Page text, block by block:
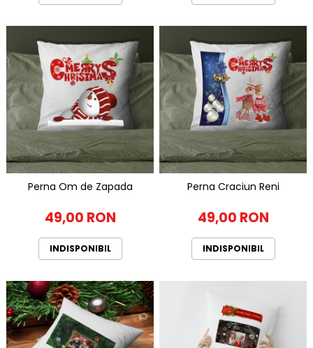
Perna Om de Zapada
49,00 RON
INDISPONIBIL
Perna Craciun Reni
49,00 RON
INDISPONIBIL